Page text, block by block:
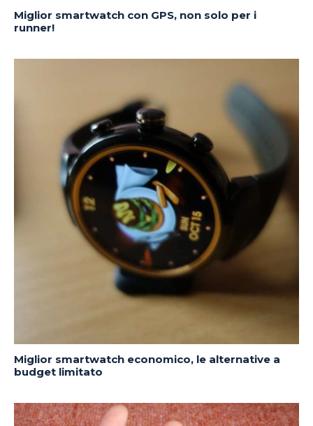
Miglior smartwatch con GPS, non solo per i
runner!
Miglior smartwatch economico, le alternative a
budget limitato